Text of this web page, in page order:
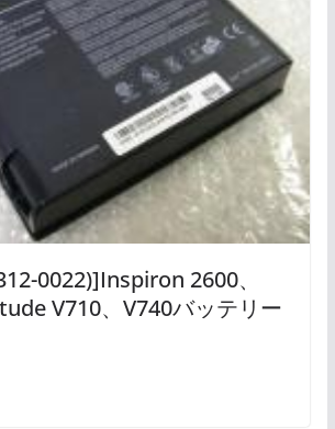
0022)]Inspiron 2600、
V710、V740バッテリー